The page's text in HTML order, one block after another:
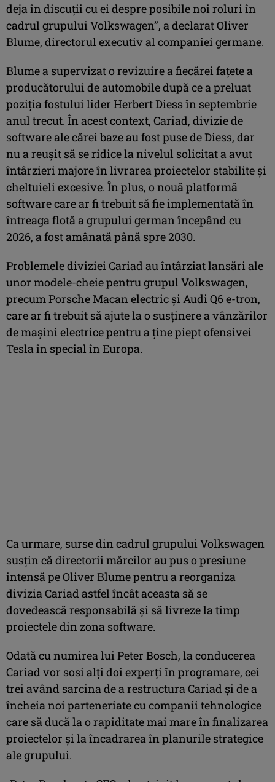
deja în discuții cu ei despre posibile noi roluri în
cadrul grupului Volkswagen”, a declarat Oliver
Blume, directorul executiv al companiei germane.
Blume a supervizat o revizuire a fiecărei fațete a
producătorului de automobile după ce a preluat
poziția fostului lider Herbert Diess în septembrie
anul trecut. În acest context, Cariad, divizie de
software ale cărei baze au fost puse de Diess, dar
nu a reușit să se ridice la nivelul solicitat a avut
întârzieri majore în livrarea proiectelor stabilite și
cheltuieli excesive. În plus, o nouă platformă
software care ar fi trebuit să fie implementată în
întreaga flotă a grupului german începând cu
2026, a fost amânată până spre 2030.
Problemele diviziei Cariad au întârziat lansări ale
unor modele-cheie pentru grupul Volkswagen,
precum Porsche Macan electric și Audi Q6 e-tron,
care ar fi trebuit să ajute la o susținere a vânzărilor
de mașini electrice pentru a ține piept ofensivei
Tesla în special în Europa.
Ca urmare, surse din cadrul grupului Volkswagen
susțin că directorii mărcilor au pus o presiune
intensă pe Oliver Blume pentru a reorganiza
divizia Cariad astfel încât aceasta să se
dovedească responsabilă și să livreze la timp
proiectele din zona software.
Odată cu numirea lui Peter Bosch, la conducerea
Cariad vor sosi alți doi experți în programare, cei
trei având sarcina de a restructura Cariad și de a
încheia noi parteneriate cu companii tehnologice
care să ducă la o rapiditate mai mare în finalizarea
proiectelor și la încadrarea în planurile strategice
ale grupului.